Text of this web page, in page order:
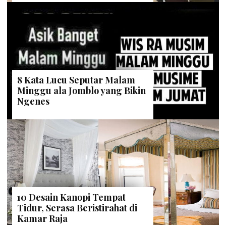
8 Kata Lucu Seputar Malam
Minggu ala Jomblo yang Bikin
Ngenes
10 Desain Kanopi Tempat
Tidur, Serasa Beristirahat di
Kamar Raja